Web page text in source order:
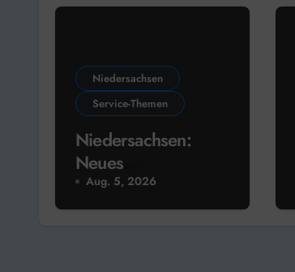
Niedersachsen
Service-Themen
Niedersachsen:
Neues
Förderprogramm
für den
Aug. 5, 2026